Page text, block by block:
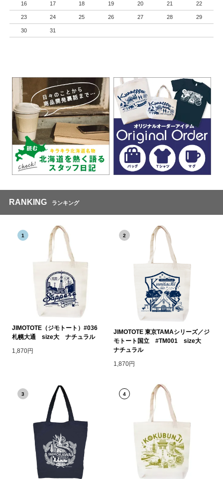
16 17 18 19 20 21 22
23 24 25 26 27 28 29
30 31
RANKING ランキング
1
JIMOTOTE（ジモトート）#036
札幌大通 size大 ナチュラル
1,870円
2
JIMOTOTE 東京TAMAシリーズ／ジ
モトート国立 #TM001 size大
ナチュラル
1,870円
3 4